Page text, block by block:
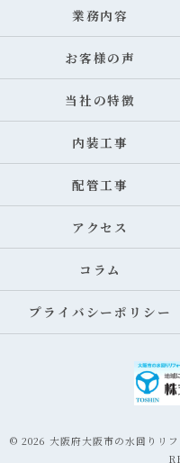
業務内容
お客様の声
当社の特徴
内装工事
配管工事
アクセス
コラム
プライバシーポリシー
© 2026 大阪府大阪市の水回りリ